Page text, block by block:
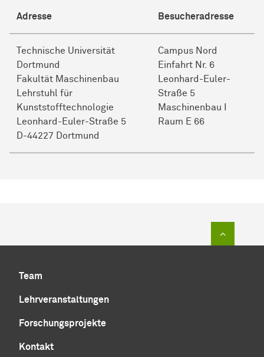
Adresse Besucheradresse
Technische Universität
Dortmund
Fakultät Maschinenbau
Lehrstuhl für
Kunststofftechnologie
Leonhard-Euler-Straße 5
D-44227 Dortmund
Campus Nord
Einfahrt Nr. 6
Leonhard-Euler-
Straße 5
Maschinenbau I
Raum E 66
Team
Lehrveranstaltungen
Forschungsprojekte
Kontakt